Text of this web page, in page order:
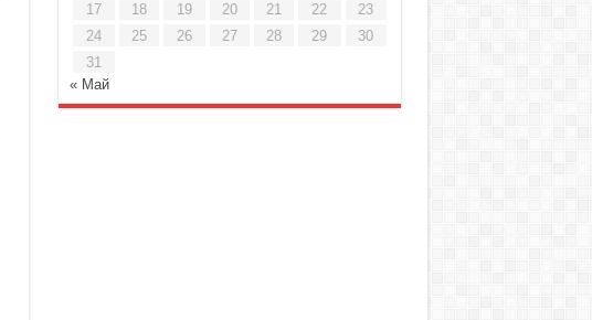
17
18 19 20 21 22
23
24
25 26 27 28 29
30
31
« Май